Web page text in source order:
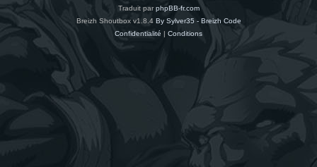
Traduit parphpBB-fr.com
Breizh Shoutbox v1.8.4 By Sylver35 - Breizh Code
Confidentialité | Conditions